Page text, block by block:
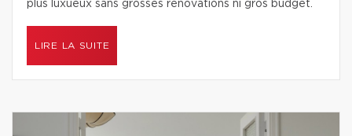
plus luxueux sans grosses rénovations ni gros budget.
LIRE LA SUITE